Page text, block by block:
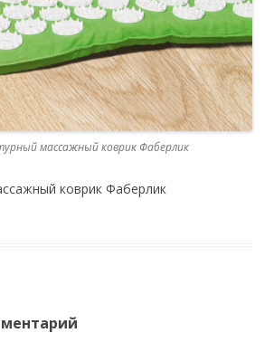
массажный коврик Фаберлик
коврик Фаберлик